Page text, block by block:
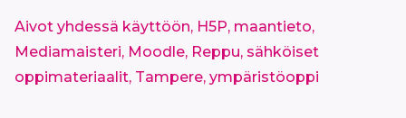
Aivot yhdessä käyttöön, H5P, maantieto,
Mediamaisteri, Moodle, Reppu, sähköiset
oppimateriaalit, Tampere, ympäristöoppi